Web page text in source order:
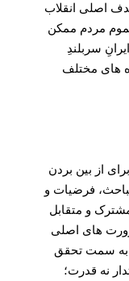
اصلی انقلاب
مردم ممکن
سربلندِ
های مختلف
از بین بردن
فرضیات و
و متقابل
های اصلی
به سمت تحقق
نه قدرت؛